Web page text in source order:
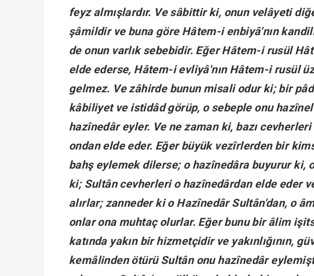
feyz almışlardır. Ve sâbittir ki, onun velâyeti
şâmildir ve buna göre Hâtem-i enbiyâ'nın
de onun varlık sebebidir. Eğer Hâtem-i rusül
elde ederse, Hâtem-i evliyâ'nın Hâtem-i rusül
gelmez. Ve zâhirde bunun misali odur ki; bir
kâbiliyet ve istidâd görüp, o sebeple onu
hazînedâr eyler. Ve ne zaman ki, bazı
ondan elde eder. Eğer büyük vezîrlerden bir
bahş eylemek dilerse; o hazînedâra buyurur ki,
ki; Sultân cevherleri o hazînedârdan elde eder
alırlar; zanneder ki o Hazînedâr Sultân'dan, o
onlar ona muhtaç olurlar. Eğer bunu bir âlim
katında yakın bir hizmetçidir ve yakınlığının,
kemâlinden ötürü Sultân onu hazînedâr